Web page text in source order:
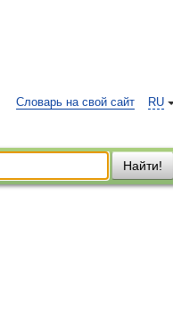
RU
Словарь на свой сайт
Найти!